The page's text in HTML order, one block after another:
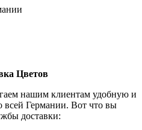
Цветов
нашим клиентам удобную и
всей Германии. Вот что вы
доставки: